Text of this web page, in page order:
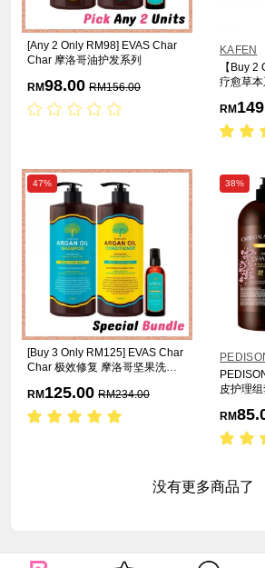
[Any 2 Only RM98] EVAS Char
Char 摩洛哥油护发系列
RM98.00 RM156.00
KAFEN
【Buy
疗愈草
RM
47%
[Buy 3 Only RM125] EVAS Char
Char 极效修复 摩洛哥坚果洗发
RM 125.00 RM234.00
38%
皮护理
RM
没有更多商品了